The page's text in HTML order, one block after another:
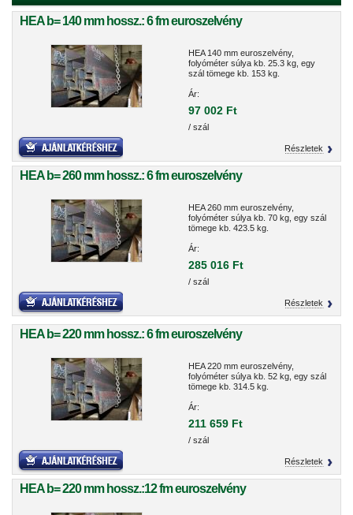
HEA b= 140 mm hossz.: 6 fm euroszelvény
HEA 140 mm euroszelvény,
folyóméter súlya kb. 25.3 kg, egy
szál tömege kb. 153 kg.
Ár:
97 002 Ft
/ szál
Részletek
HEA b= 260 mm hossz.: 6 fm euroszelvény
HEA 260 mm euroszelvény,
folyóméter súlya kb. 70 kg, egy szál
tömege kb. 423.5 kg.
Ár:
285 016 Ft
/ szál
Részletek
HEA b= 220 mm hossz.: 6 fm euroszelvény
HEA 220 mm euroszelvény,
folyóméter súlya kb. 52 kg, egy szál
tömege kb. 314.5 kg.
Ár:
211 659 Ft
/ szál
Részletek
HEA b= 220 mm hossz.:12 fm euroszelvény